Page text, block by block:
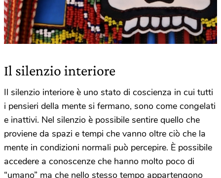
Il silenzio interiore
Il silenzio interiore è uno stato di coscienza in cui tutti
i pensieri della mente si fermano, sono come congelati
e inattivi. Nel silenzio è possibile sentire quello che
proviene da spazi e tempi che vanno oltre ciò che la
mente in condizioni normali può percepire. È possibile
accedere a conoscenze che hanno molto poco di
“umano” ma che nello stesso tempo appartengono